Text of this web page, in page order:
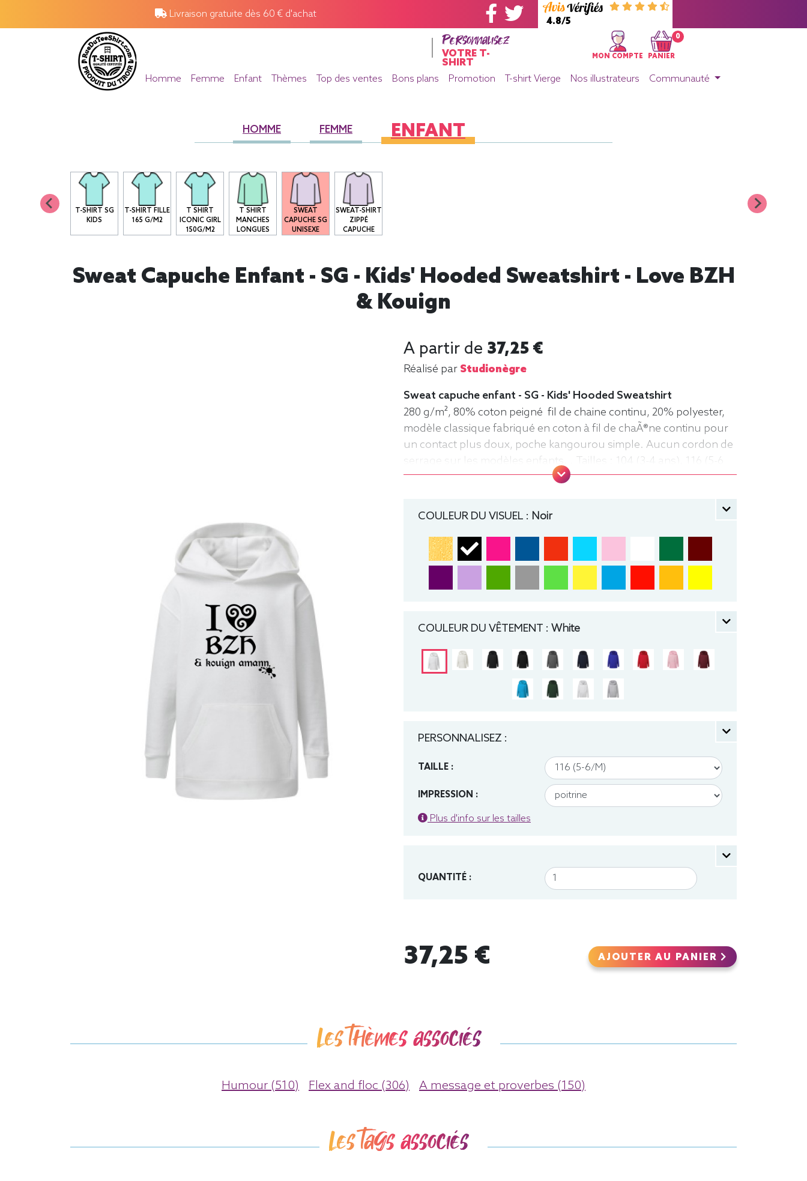
Livraison gratuite dès 60 € d'achat
4.8/5
Personnalisez
VOTRE T-
SHIRT
MON COMPTE
0
PANIER
Homme Femme Enfant Thèmes Top des ventes Bons plans Promotion T-shirt Vierge Nos illustrateurs Communauté
HOMME FEMME ENFANT
T-SHIRT SG
KIDS
T-SHIRT FILLE
165 G/M2
T SHIRT
ICONIC GIRL
150G/M2
T SHIRT
MANCHES
LONGUES
SWEAT
CAPUCHE SG
UNISEXE
SWEAT-SHIRT
ZIPPÉ
CAPUCHE
Sweat Capuche Enfant - SG - Kids' Hooded Sweatshirt - Love BZH
& Kouign
A partir de 37,25 €
Réalisé par Studionègre
Sweat capuche enfant - SG - Kids' Hooded Sweatshirt
280 g/m², 80% coton peigné fil de chaine continu, 20% polyester,
modèle classique fabriqué en coton à fil de chaÃ®ne continu pour
un contact plus doux, poche kangourou simple. Aucun cordon de
serrage sur les modèles enfants. . Tailles : 104 (3-4 ans), 116 (5-6
ans), 128 (7-8 ans), 140 (9-10 ans), 152 (11-12 ans) manche longue,
COULEUR DU VISUEL : Noir
COULEUR DU VÊTEMENT : White
PERSONNALISEZ :
TAILLE :
IMPRESSION :
Plus d'info sur les tailles
QUANTITÉ :
37,25 € AJOUTER AU PANIER
Les thèmes associés
Humour (510) Flex and floc (306) A message et proverbes (150)
Les tags associés